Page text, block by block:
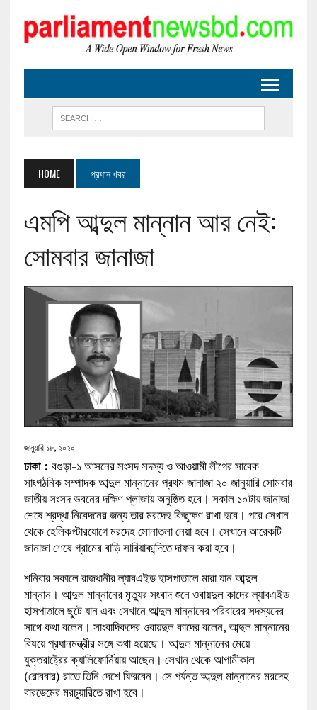
HOME প্রধান খবর
এমপি আব্দুল মান্নান আর নেই:
সোমবার জানাজা
জানুয়ারি ১৮, ২০২০
ঢাকা : বগুড়া-১ আসনের সংসদ সদস্য ও আওয়ামী লীগের সাবেক
সাংগঠনিক সম্পাদক আব্দুল মান্নানের প্রথম জানাজা ২০ জানুয়ারি সোমবার
জাতীয় সংসদ ভবনের দক্ষিণ প্লাজায় অনুষ্ঠিত হবে। সকাল ১০টায় জানাজা
শেষে শ্রদ্ধা নিবেদনের জন্য তার মরদেহ কিছুক্ষণ রাখা হবে। পরে সেখান
থেকে হেলিকপ্টারযোগে মরদেহ সোনাতলা নেয়া হবে। সেখানে আরেকটি
জানাজা শেষে গ্রামের বাড়ি সারিয়াকান্দিতে দাফন করা হবে।
শনিবার সকালে রাজধানীর ল্যাবএইড হাসপাতালে মারা যান আব্দুল
মান্নান। আব্দুল মান্নানের মৃত্যুর সংবাদ শুনে ওবায়দুল কাদের ল্যাবএইড
হাসপাতালে ছুটে যান এবং সেখানে আব্দুল মান্নানের পরিবারের সদস্যদের
সাথে কথা বলেন। সাংবাদিকদের ওবায়দুল কাদের বলেন, আব্দুল মান্নানের
বিষয়ে প্রধানমন্ত্রীর সঙ্গে কথা হয়েছে। আব্দুল মান্নানের মেয়ে
যুক্তরাষ্ট্রের ক্যালিফোর্নিয়ায় আছেন। সেখান থেকে আগামীকাল
(রোববার) রাতে তিনি দেশে ফিরবেন। সে পর্যন্ত আব্দুল মান্নানের মরদেহ
বারডেমের মরচুয়ারিতে রাখা হবে।